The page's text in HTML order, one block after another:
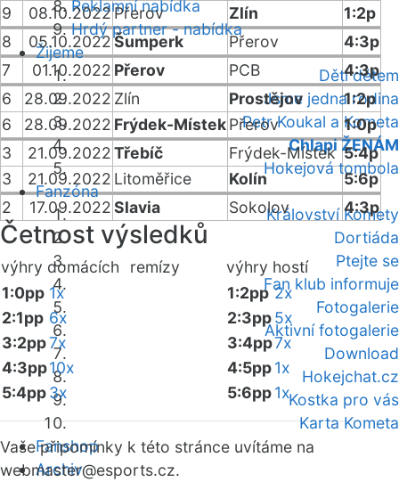
Reklamní nabídka
Hrdý partner - nabídka
Žijeme
Děti dětem
Jsme jedna rodina
Petr Koukal a Kometa
Chlapi ŽENÁM
Hokejová tombola
Fanzóna
Království Komety
Dortiáda
Ptejte se
Fan klub informuje
Fotogalerie
Aktivní fotogalerie
Download
Hokejchat.cz
Kostka pro vás
Karta Kometa
Fanshop
Archiv
9
08.10.2022 Přerov Zlín
1:2p
8
05.10.2022Šumperk Přerov
4:3p
7
01.10.2022 Přerov PCB
4:3p
6
28.09.2022 Zlín Prostějov
1:2p
6
28.09.2022 Frýdek-MístekPřerov
1:0p
3
21.09.2022Třebíč Frýdek-Místek 5:4p
3
21.09.2022 Litoměřice Kolín
5:6p
2
17.09.2022Slavia Sokolov 4:3p
Četnost výsledků
výhry domácích remízy výhry hostí
1:0pp 1x
2:1pp 6x
3:2pp7x
4:3pp10x
5:4pp3x
1:2pp 2x
2:3pp5x
3:4pp7x
4:5pp1x
5:6pp1x
Vaše připomínky k této stránce uvítáme na
webmaster@esports.cz.